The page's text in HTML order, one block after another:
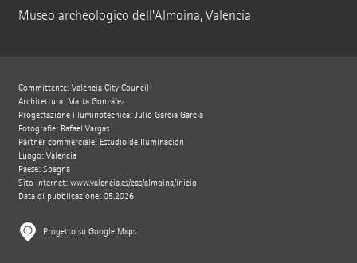
Museo archeologico dell'Almoina, Valencia
Committente: València City Council
Architettura: Marta González
Progettazione illuminotecnica: Julio García García
Fotografie: Rafael Vargas
Partner commerciale: Estudio de Iluminación
Luogo: Valencia
Paese: Spagna
Sito internet: www.valencia.es/cas/almoina/inicio
Data di pubblicazione: 05.2026
Progetto su Google Maps